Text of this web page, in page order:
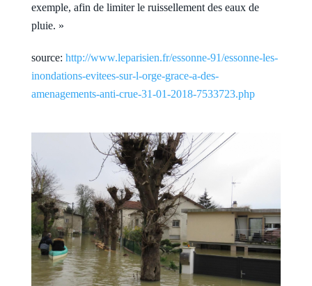
exemple, afin de limiter le ruissellement des eaux de
pluie. »
source: http://www.leparisien.fr/essonne-91/essonne-les-
inondations-evitees-sur-l-orge-grace-a-des-
amenagements-anti-crue-31-01-2018-7533723.php